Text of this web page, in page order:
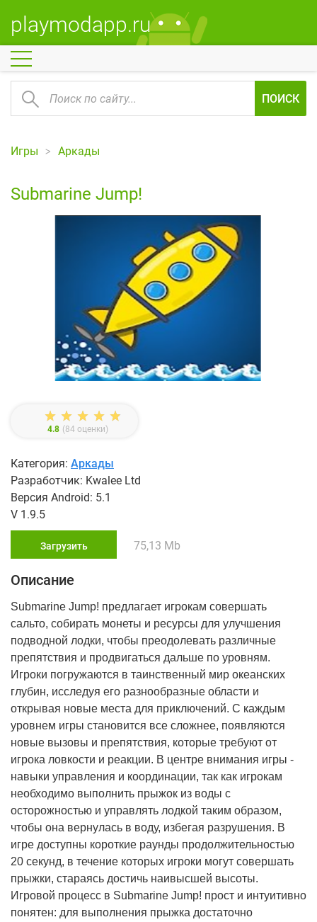
playmodapp.ru
ПОИСК
Игры Аркады
Submarine Jump!
4.8 (84 оценки)
Категория: Аркады
Разработчик: Kwalee Ltd
Версия Android: 5.1
V 1.9.5
Загрузить 75,13 Mb
Описание
Submarine Jump! предлагает игрокам совершать
сальто, собирать монеты и ресурсы для улучшения
подводной лодки, чтобы преодолевать различные
препятствия и продвигаться дальше по уровням.
Игроки погружаются в таинственный мир океанских
глубин, исследуя его разнообразные области и
открывая новые места для приключений. С каждым
уровнем игры становится все сложнее, появляются
новые вызовы и препятствия, которые требуют от
игрока ловкости и реакции. В центре внимания игры -
навыки управления и координации, так как игрокам
необходимо выполнить прыжок из воды с
осторожностью и управлять лодкой таким образом,
чтобы она вернулась в воду, избегая разрушения. В
игре доступны короткие раунды продолжительностью
20 секунд, в течение которых игроки могут совершать
прыжки, стараясь достичь наивысшей высоты.
Игровой процесс в Submarine Jump! прост и интуитивно
понятен: для выполнения прыжка достаточно